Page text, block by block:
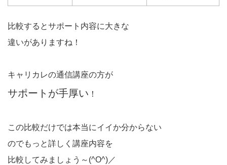
比較するとサポート内容に大きな
違いがありますね！
キャリカレの通信講座の方が
サポートが手厚い ！
この比較だけでは本当にイイか分からない
のでもっと詳しく講座内容を
比較してみましょう～(^O^)／